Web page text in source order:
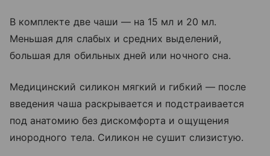
В комплекте две чаши — на 15 мл и 20 мл.
Меньшая для слабых и средних выделений,
большая для обильных дней или ночного сна.
Медицинский силикон мягкий и гибкий — после
введения чаша раскрывается и подстраивается
под анатомию без дискомфорта и ощущения
инородного тела. Силикон не сушит слизистую.